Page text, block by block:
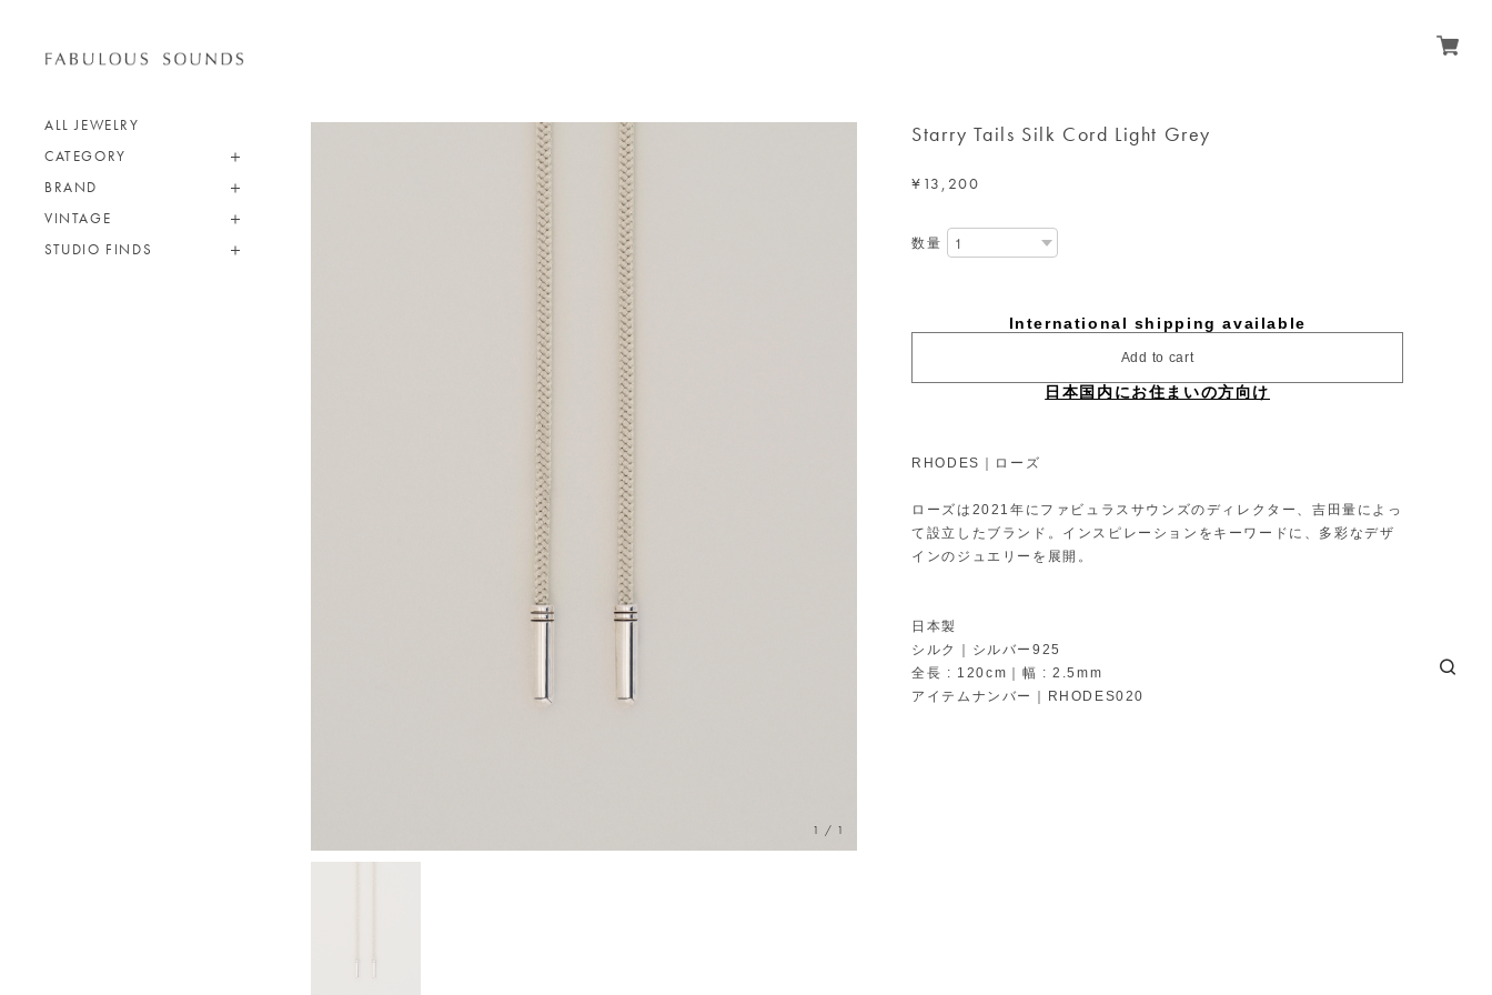
ALL JEWELRY
CATEGORY
BRAND
VINTAGE
STUDIO FINDS
1 / 1
Starry Tails Silk Cord Light Grey
¥13,200
数量
International shipping available
Add to cart
日本国内にお住まいの方向け
RHODES｜ローズ
ローズは2021年にファビュラスサウンズのディレクター、吉田量によっ
て設立したブランド。インスピレーションをキーワードに、多彩なデザ
インのジュエリーを展開。
日本製
シルク｜シルバー925
全長 : 120cm｜幅 : 2.5mm
アイテムナンバー｜RHODES020